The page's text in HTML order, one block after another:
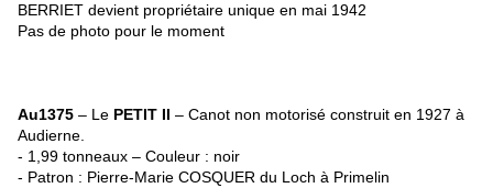
BERRIET devient propriétaire unique en mai 1942
Pas de photo pour le moment
Au1375 – Le PETIT II – Canot non motorisé construit en 1927 à
Audierne.
- 1,99 tonneaux – Couleur : noir
- Patron : Pierre-Marie COSQUER du Loch à Primelin